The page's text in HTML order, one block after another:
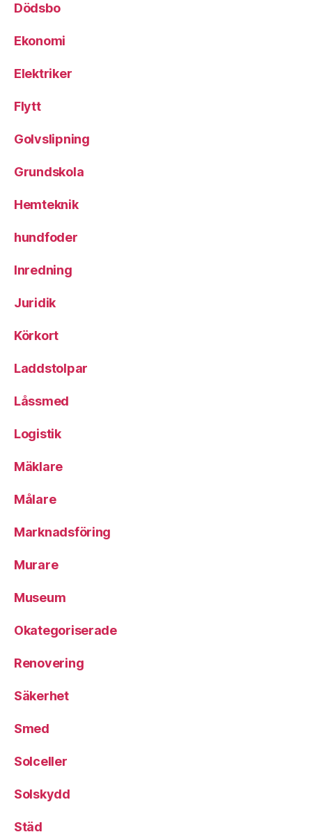
Dödsbo
Ekonomi
Elektriker
Flytt
Golvslipning
Grundskola
Hemteknik
hundfoder
Inredning
Juridik
Körkort
Laddstolpar
Låssmed
Logistik
Mäklare
Målare
Marknadsföring
Murare
Museum
Okategoriserade
Renovering
Säkerhet
Smed
Solceller
Solskydd
Städ